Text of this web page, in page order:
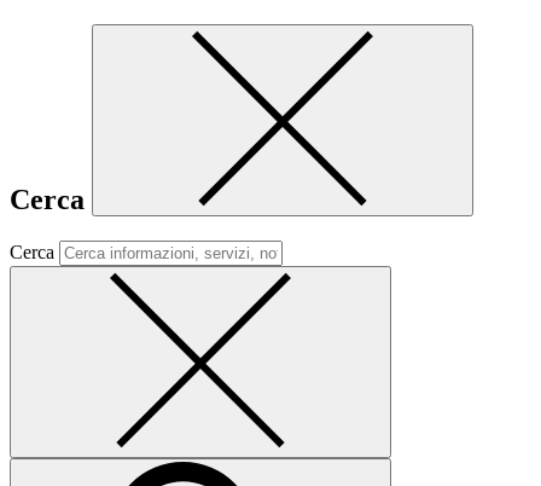
Cerca
Cerca